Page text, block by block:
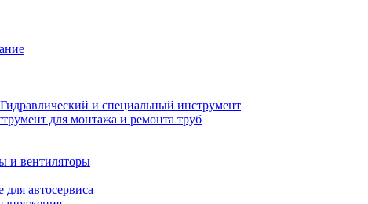
Гидравлический и специальный инструмент
для монтажа и ремонта труб
и вентиляторы
автосервиса